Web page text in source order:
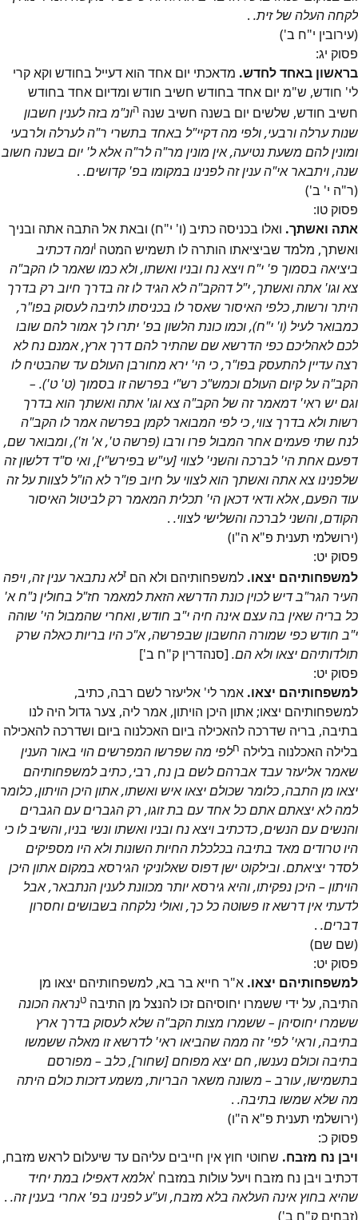
לקחה העלה של זית. .
(עירובין י"ח ב')
פסוק יג:
בראשון באחד לחדש. מדאכתי יום אחד הוא דעייל בחודש וקא קרי
לי' חודש, ש"מ יום אחד בחודש חשיב חודש ומדיום אחד בחודש
חשיב חודש, שלשים יום בשנה חשיב שנה הונ"מ בזה לענין חשבון
שנות ערלה ורבעי, ולפי מה דקיי"ל באחד בתשרי ר"ה לערלה ולרבעי
ומונין להם משעת נטיעה, אין מונין מר"ה לר"ה אלא ל' יום בשנה חשוב
שנה, ויתבאר אי"ה ענין זה לפנינו במקומו בפ' קדושים. .
(ר"ה י' ב')
פסוק טו:
אתה ואשתך. ואלו בכניסה כתיב (ו' י"ח) ובאת אל התבה אתה ובניך
ואשתך, מלמד שביציאתו הותרה לו תשמיש המטה וומה דכתיב
ביציאה בסמוך פ' י"ח ויצא נח ובניו ואשתו, ולא כמו שאמר לו הקב"ה
צא וגו' אתה ואשתך, י"ל דהקב"ה לא הגיד לו זה בדרך חיוב רק בדרך
היתר ורשות, כלפי האיסור שאסר לו בכניסתו לתיבה לעסוק בפו"ר,
כמבואר לעיל (ו' י"ח), וכמו כונת הלשון בפ' יתרו לך אמור להם שובו
לכם לאהליכם כפי הדרשא שם שהתיר להם דרך ארץ, אמנם נח לא
רצה עדיין להתעסק בפו"ר, כי הי' ירא מחורבן העולם עד שהבטיח לו
הקב"ה על קיום העולם וכמש"כ רש"י בפרשה זו בסמוך (ט' ט'). –
וגם יש ראי' דמאמר זה של הקב"ה צא וגו' אתה ואשתך הוא בדרך
רשות ולא בדרך צווי, כי לפי המבואר לקמן בפרשה אמר לו הקב"ה
לנח שתי פעמים אחר המבול פרו ורבו (פרשה ט', א' וז'), ומבואר שם,
דפעם אחת הי' לברכה והשני' לצווי [עי"ש בפירש"י], ואי ס"ד דלשון זה
שלפנינו צא אתה ואשתך הוא לצווי על חיוב פו"ר לא הו"ל לצוות על זה
עוד הפעם, אלא ודאי דכאן הי' תכלית המאמר רק לביטול האיסור
הקודם, והשני לברכה והשלישי לצווי. .
(ירושלמי תענית פ"א ה"ו)
פסוק יט:
למשפחותיהם יצאו. למשפחותיהם ולא הם זלא נתבאר ענין זה, ויפה
העיר הגר"ב דיש לכוין כונת הדרשא הזאת למאמר חז"ל בחולין נ"ח א'
כל בריה שאין בה עצם אינה חיה י"ב חודש, ואחרי שהמבול הי' שוהה
י"ב חודש כפי שמורה החשבון שבפרשה, א"כ היו בריות כאלה שרק
תולדותיהם יצאו ולא הם. [סנהדרין ק"ח ב']
פסוק יט:
למשפחותיהם יצאו. אמר לי' אליעזר לשם רבה, כתיב,
למשפחותיהם יצאו; אתון היכן הויתון, אמר ליה, צער גדול היה לנו
בתיבה, בריה שדרכה להאכילה ביום האכלנוה ביום ושדרכה להאכילה
בלילה האכלנוה בלילה חלפי מה שפרשו המפרשים הוי באור הענין
שאמר אליעזר עבד אברהם לשם בן נח, רבי, כתיב למשפחותיהם
יצאו מן התבה, כלומר שכולם יצאו איש ואשתו, אתון היכן הויתון, כלומר
למה לא יצאתם אתם כל אחד עם בת זוגו, רק הגברים עם הגברים
והנשים עם הנשים, כדכתיב ויצא נח ובניו ואשתו ונשי בניו, והשיב לו כי
היו טרודים מאד בתיבה בכלכלת החיות השונות ולא היו מספיקים
לסדר יציאתם. ובילקוט ישן דפוס שאלוניקי הגירסא במקום אתון היכן
הויתון – היכן נפקיתו, והיא גירסא יותר מכוונת לענין הנתבאר, אבל
לדעתי אין דרשא זו פשוטה כל כך, ואולי נלקחה בשבושים וחסרון
דברים. .
(שם שם)
פסוק יט:
למשפחותיהם יצאו. א"ר חייא בר בא, למשפחותיהם יצאו מן
התיבה, על ידי ששמרו יחוסיהם זכו להנצל מן התיבה טנראה הכונה
ששמרו יחוסיהן – ששמרו מצות הקב"ה שלא לעסוק בדרך ארץ
בתיבה, וראי' לפי' זה ממה שהביאו ראי' לדרשא זו מאלה ששמשו
בתיבה וכולם נענשו, חם יצא מפוחם [שחור], כלב – מפורסם
בתשמישו, עורב – משונה משאר הבריות, משמע דזכות כולם היתה
מה שלא שמשו בתיבה. .
(ירושלמי תענית פ"א ה"ו)
פסוק כ:
ויבן נח מזבח. שחוטי חוץ אין חייבים עליהם עד שיעלום לראש מזבח,
דכתיב ויבן נח מזבח ויעל עולות במזבח יאלמא דאפילו במת יחיד
שהיא בחוץ אינה העלאה בלא מזבח, וע"ע לפנינו בפ' אחרי בענין זה. .
(זבחים ק"ח ב')